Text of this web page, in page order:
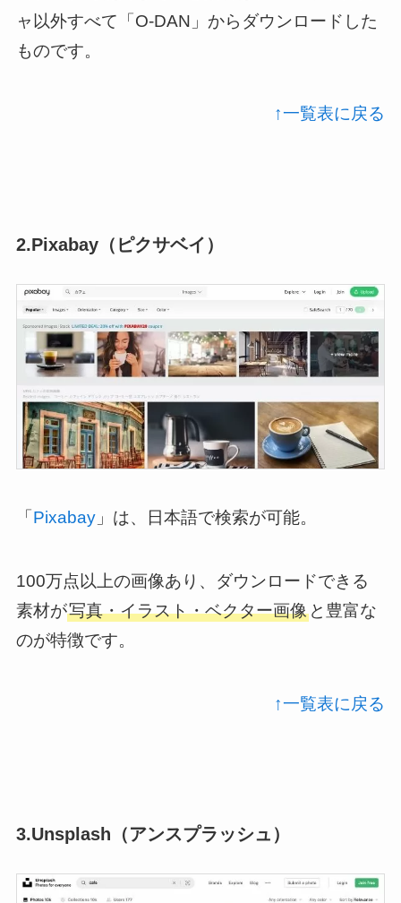
ャ以外すべて「O-DAN」からダウンロードした
ものです。
↑一覧表に戻る
2.Pixabay（ピクサベイ）
「 Pixabay」は、日本語で検索が可能。
100万点以上の画像あり、ダウンロードできる
素材が写真・イラスト・ベクター画像と豊富な
のが特徴です。
↑一覧表に戻る
3.Unsplash（アンスプラッシュ）